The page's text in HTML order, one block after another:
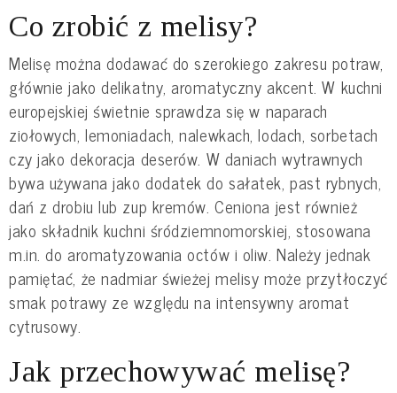
Co zrobić z melisy?
Melisę można dodawać do szerokiego zakresu potraw,
głównie jako delikatny, aromatyczny akcent. W kuchni
europejskiej świetnie sprawdza się w naparach
ziołowych, lemoniadach, nalewkach, lodach, sorbetach
czy jako dekoracja deserów. W daniach wytrawnych
bywa używana jako dodatek do sałatek, past rybnych,
dań z drobiu lub zup kremów. Ceniona jest również
jako składnik kuchni śródziemnomorskiej, stosowana
m.in. do aromatyzowania octów i oliw. Należy jednak
pamiętać, że nadmiar świeżej melisy może przytłoczyć
smak potrawy ze względu na intensywny aromat
cytrusowy.
Jak przechowywać melisę?